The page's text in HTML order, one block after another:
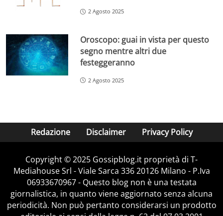
2 Agosto 2025
Oroscopo: guai in vista per questo
segno mentre altri due
festeggeranno
2 Agosto 2025
Redazione Disclaimer Privacy Policy
Copyright © 2025 Gossipblog.it proprietà di T-
Mediahouse Srl - Viale Sarca 336 20126 Milano - P.Iva
06933670967 - Questo blog non è una testata
giornalistica, in quanto viene aggiornato senza alcuna
periodicità. Non può pertanto considerarsi un prodotto